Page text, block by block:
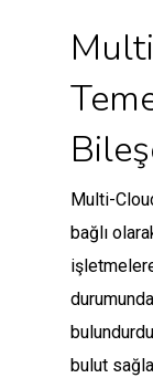
Multi-
bağlı
bulut